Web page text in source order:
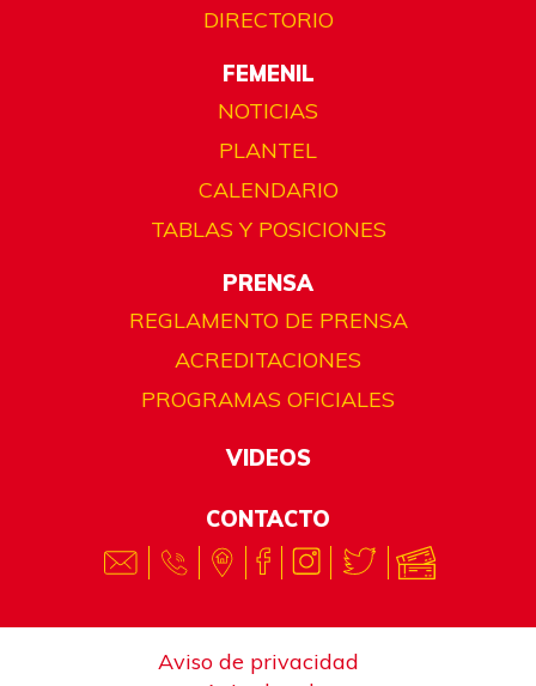
DIRECTORIO
FEMENIL
NOTICIAS
PLANTEL
CALENDARIO
TABLAS Y POSICIONES
PRENSA
REGLAMENTO DE PRENSA
ACREDITACIONES
PROGRAMAS OFICIALES
VIDEOS
CONTACTO
Aviso de privacidad